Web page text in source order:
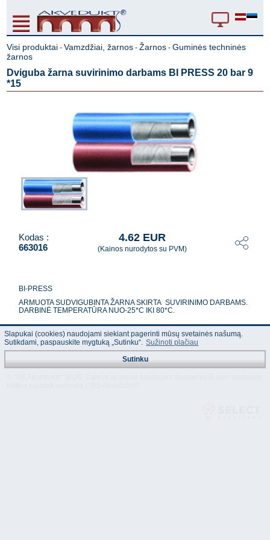
Visi produktai -Vamzdžiai, žarnos -Žarnos -Guminės techninės
žarnos
Dviguba žarna suvirinimo darbams BI PRESS 20 bar 9
*15
Kodas :
663016
4.62 EUR
(Kainos nurodytos su PVM)
BI-PRESS
ARMUOTA SUDVIGUBINTA ŽARNA SKIRTA SUVIRINIMO DARBAMS.
DARBINĖ TEMPERATŪRA NUO-25*C IKI 80*C.
Slapukai (cookies) naudojami siekiant pagerinti mūsų svetainės našumą.
Sutikdami, paspauskite mygtuką „Sutinku“. Sužinoti plačiau
Sutinku